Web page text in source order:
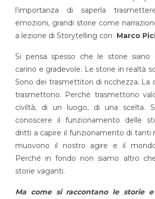
l’importanza di saperla
emozioni, grandi storie come
a lezione di Storytelling con Marco
Si pensa spesso che le storie siano
carino e gradevole. Le storie in realtà
Sono dei trasmettitori di ricchezza. La
trasmettono. Perché trasmettono
civiltà, di un luogo, di una scelta.
conoscere il funzionamento delle
dritti a capire il funzionamento di tanti
muovono il nostro agire e il
Perché in fondo non siamo altro
storie vaganti.
Ma come si raccontano le storie